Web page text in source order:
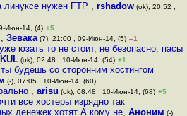
нужен FTP ,rshadow (ok), 20:52 ,
Июн-14, (4) +5
, Зевака(?), 21:00 , 09-Июн-14, (5) –1
юзать то не стоит, не безопасно, пасы
_KUL (ok), 02:48 , 10-Июн-14, (54) +1
будешь со сторонним хостингом
(-), 07:05 , 10-Июн-14, (60)
, arisu (ok), 08:48 , 10-Июн-14, (68) +5
все хостеры изрядно так
денежек хотят А кому не,Аноним (-),